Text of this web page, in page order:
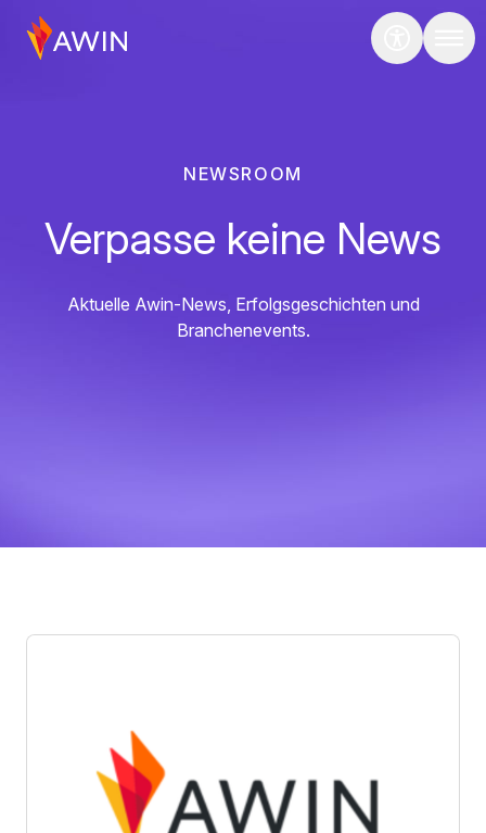
NEWSROOM
Verpasse keine News
Aktuelle Awin-News, Erfolgsgeschichten und
Branchenevents.
Posts